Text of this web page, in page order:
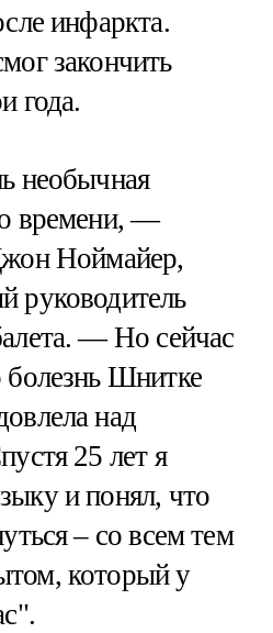
инфаркта.
закончить
года.
необычная
времени, —
Ноймайер,
руководитель
— Но сейчас
Шнитке
над
25 лет я
и понял, что
– со всем тем
который у